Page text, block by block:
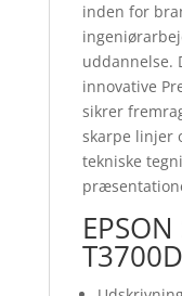
inden for
uddannelse.
innovative
sikrer
skarpe linjer
tekniske